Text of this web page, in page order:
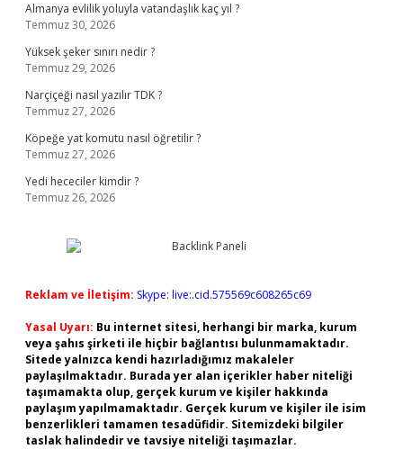
Almanya evlilik yoluyla vatandaşlık kaç yıl ?
Temmuz 30, 2026
Yüksek şeker sınırı nedir ?
Temmuz 29, 2026
Narçiçeği nasıl yazılır TDK ?
Temmuz 27, 2026
Köpeğe yat komutu nasıl öğretilir ?
Temmuz 27, 2026
Yedi hececiler kimdir ?
Temmuz 26, 2026
Reklam ve İletişim: Skype: live:.cid.575569c608265c69
Yasal Uyarı: Bu internet sitesi, herhangi bir marka, kurum
veya şahıs şirketi ile hiçbir bağlantısı bulunmamaktadır.
Sitede yalnızca kendi hazırladığımız makaleler
paylaşılmaktadır. Burada yer alan içerikler haber niteliği
taşımamakta olup, gerçek kurum ve kişiler hakkında
paylaşım yapılmamaktadır. Gerçek kurum ve kişiler ile isim
benzerlikleri tamamen tesadüfidir. Sitemizdeki bilgiler
taslak halindedir ve tavsiye niteliği taşımazlar.